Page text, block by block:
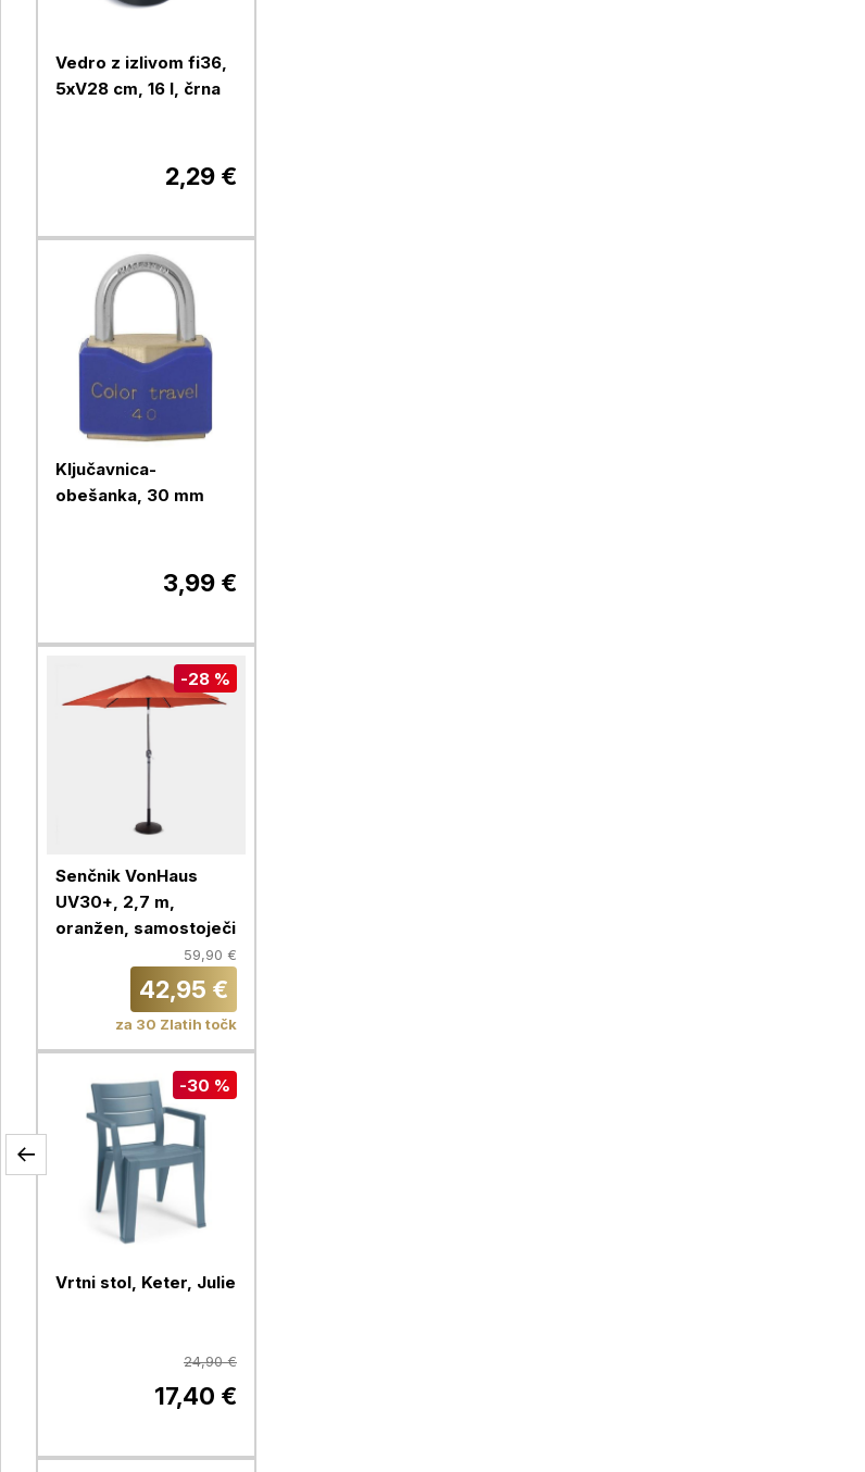
Vedro z izlivom fi36,
5xV28 cm, 16 l, črna
2,29 €
Ključavnica-
obešanka, 30 mm
3,99 €
-28 %
Senčnik VonHaus
UV30+, 2,7 m,
oranžen, samostoječi
59,90 €
42,95 €
za 30 Zlatih točk
-30 %
Vrtni stol, Keter, Julie
24,90 €
17,40 €